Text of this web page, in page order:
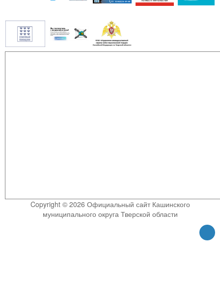
Copyright © 2026 Официальный сайт Кашинского
муниципального округа Тверской области